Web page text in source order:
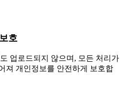
호
업로드되지 않으며, 모든 처리가
져 개인정보를 안전하게 보호합